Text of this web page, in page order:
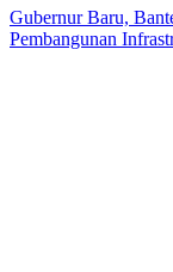
Gubernur Baru,
Pembangunan